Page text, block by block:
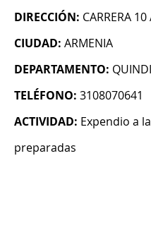
DIRECCIÓN: CARRERA
CIUDAD: ARMENIA
DEPARTAMENTO:
TELÉFONO: 3108070641
ACTIVIDAD: Expendio a
preparadas